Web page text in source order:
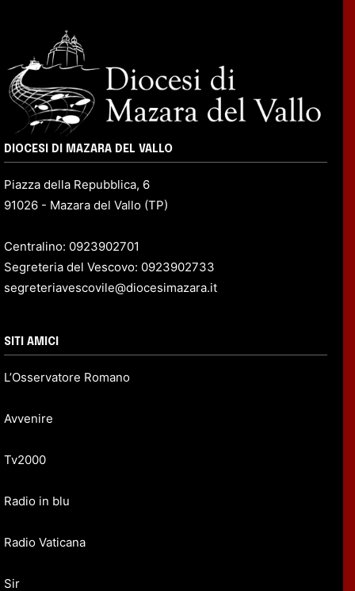
DIOCESI DI MAZARA DEL VALLO
Piazza della Repubblica, 6
91026 - Mazara del Vallo (TP)
Centralino: 0923902701
Segreteria del Vescovo: 0923902733
segreteriavescovile@diocesimazara.it
SITI AMICI
L’Osservatore Romano
Avvenire
Tv2000
Radio in blu
Radio Vaticana
Sir